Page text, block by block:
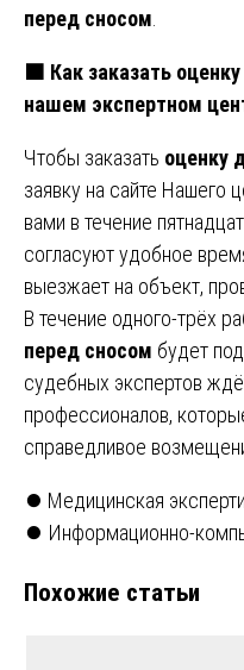
перед сносом
🟧 Как заказать
нашем экспертном
Чтобы заказать оценку
заявку на сайте
вами в течение
согласуют удобное
выезжает на объект,
В течение одного-трёх
перед сносом будет
судебных экспертов
профессионалов,
справедливое
Навигация
записям
⏺️ Медицинская
⏺️ Информационно-
Похожие статьи